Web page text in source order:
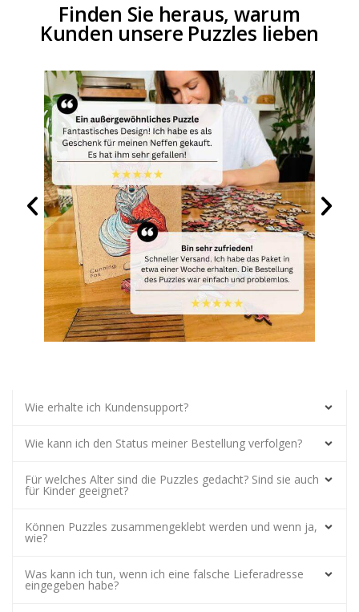
Finden Sie heraus, warum
Kunden unsere Puzzles lieben
Wie erhalte ich Kundensupport?
Wie kann ich den Status meiner Bestellung verfolgen?
Für welches Alter sind die Puzzles gedacht? Sind sie auch
für Kinder geeignet?
Können Puzzles zusammengeklebt werden und wenn ja,
wie?
Was kann ich tun, wenn ich eine falsche Lieferadresse
eingegeben habe?